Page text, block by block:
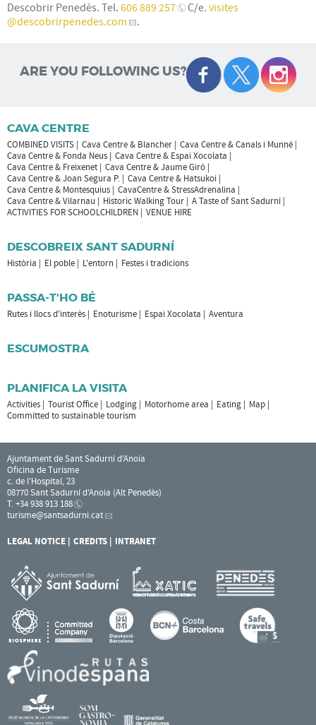
Descobrir Penedès. Tel. 606 889 257 C/e. visites
@descobrirpenedes.com
.
ARE YOU FOLLOWING US?
CAVA CENTRE
COMBINED VISITS Cava Centre & Blancher
Cava Centre & Canals i Munné
Cava Centre & Fonda Neus
Cava Centre & Espai Xocolata
Cava Centre & Freixenet
Cava Centre & Jaume Giró
Cava Centre & Joan Segura P.
Cava Centre & Hatsukoi
Cava Centre & Montesquius
CavaCentre & StressAdrenalina
Cava Centre & Vilarnau
Historic Walking Tour
A Taste of Sant Sadurní
ACTIVITIES FOR SCHOOLCHILDREN
VENUE HIRE
DESCOBREIX SANT SADURNÍ
Història El poble L'entorn Festes i tradicions
PASSA-T'HO BÉ
Rutes i llocs d'interès Enoturisme Espai Xocolata Aventura
ESCUMOSTRA
PLANIFICA LA VISITA
Activities Tourist Office Lodging Motorhome area Eating
Map
Committed to sustainable tourism
Ajuntament de Sant Sadurní d'Anoia
Oficina de Turisme
c. de l'Hospital, 23
08770 Sant Sadurní d'Anoia (Alt Penedès)
T. +34 938 913 188
turisme@santsadurni.cat
LEGAL NOTICE CREDITS INTRANET